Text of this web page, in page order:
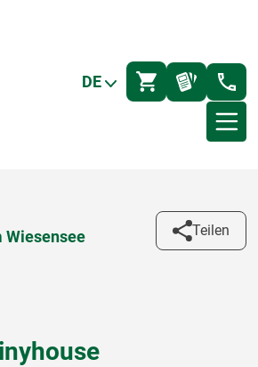
DE
Wiesensee Teilen